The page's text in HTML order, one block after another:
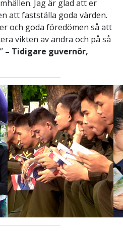
Jag är glad att er
att fastställa goda värden.
och goda föredömen så att
vikten av andra och på så
– Tidigare guvernör,